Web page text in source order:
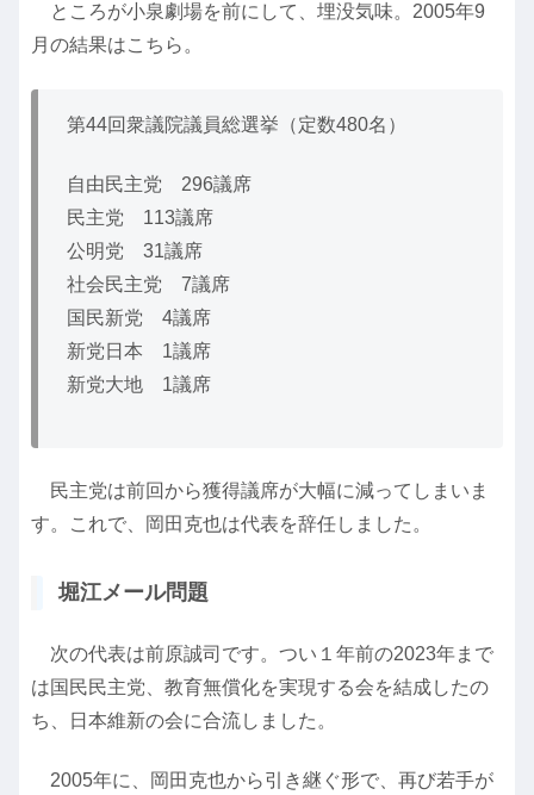
ところが小泉劇場を前にして、埋没気味。2005年9
月の結果はこちら。
第44回衆議院議員総選挙（定数480名）
自由民主党 296議席
民主党 113議席
公明党 31議席
社会民主党 7議席
国民新党 4議席
新党日本 1議席
新党大地 1議席
民主党は前回から獲得議席が大幅に減ってしまいま
す。これで、岡田克也は代表を辞任しました。
堀江メール問題
次の代表は前原誠司です。つい１年前の2023年まで
は国民民主党、教育無償化を実現する会を結成したの
ち、日本維新の会に合流しました。
2005年に、岡田克也から引き継ぐ形で、再び若手が